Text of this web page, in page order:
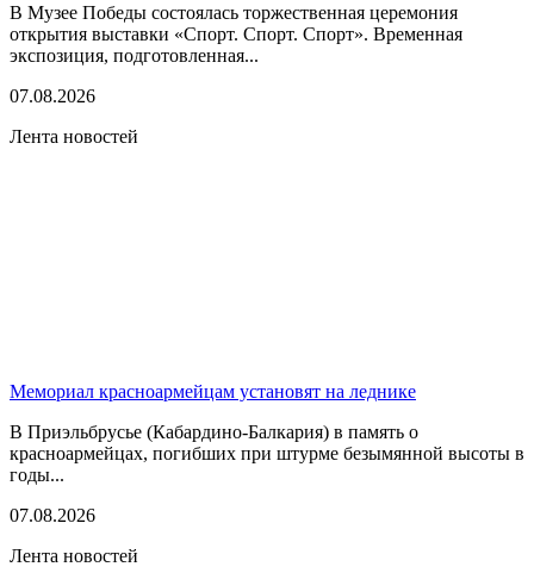
В Музее Победы состоялась торжественная церемония
открытия выставки «Спорт. Спорт. Спорт». Временная
экспозиция, подготовленная...
07.08.2026
Лента новостей
Мемориал красноармейцам установят на леднике
В Приэльбрусье (Кабардино-Балкария) в память о
красноармейцах, погибших при штурме безымянной высоты в
годы...
07.08.2026
Лента новостей